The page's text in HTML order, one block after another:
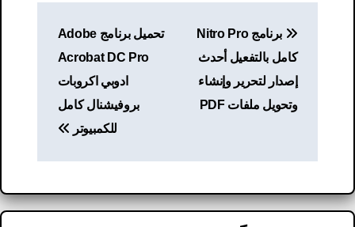
المقالات
برنامج Nitro Pro
كامل بالتفعيل أحدث
إصدار لتحرير وإنشاء
وتحويل ملفات PDF
تحميل برنامج Adobe
Acrobat DC Pro
ادوبي اكروبات
بروفيشنال كامل
للكمبيوتر